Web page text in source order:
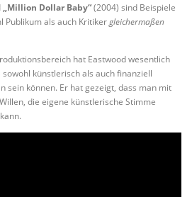
„Million Dollar Baby“(2004) sind Beispiele
Publikum als auch Kritikergleichermaßen
hat Eastwood wesentlich
künstlerisch als auch finanziell
sein können. Er hat gezeigt, dass man mit
die eigene künstlerische Stimme